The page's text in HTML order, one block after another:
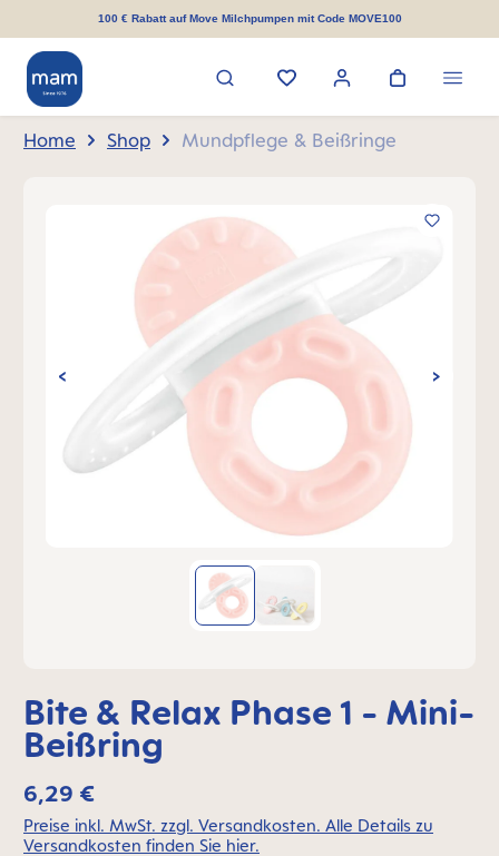
springen100 € Rabatt auf Move Milchpumpen mit Code MOVE100
Home Shop Mundpflege & Beißringe
Bite & Relax Phase 1 - Mini-
Beißring
6,29 €
Preise inkl. MwSt. zzgl. Versandkosten. Alle Details zu
Versandkosten finden Sie hier.